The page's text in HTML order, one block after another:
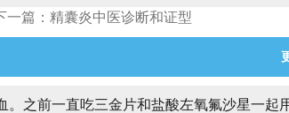
一篇：精囊炎中医诊断和证型
之前一直吃三金片和盐酸左氧氟沙星一起